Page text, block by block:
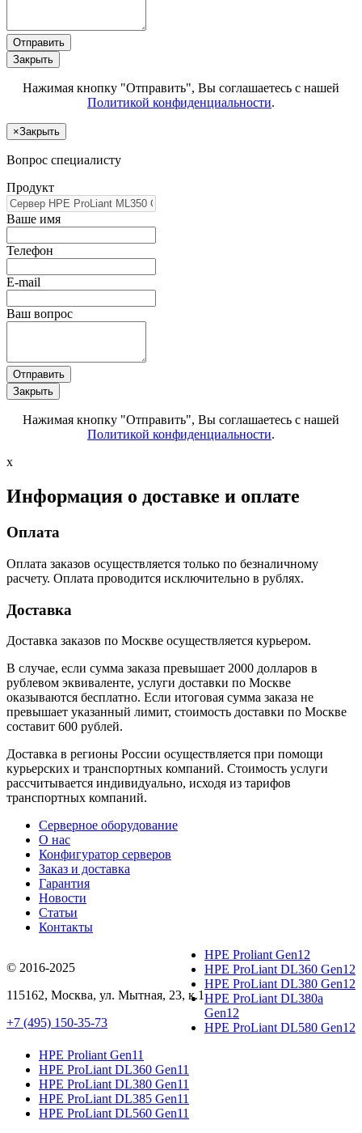
Отправить
Закрыть
Нажимая кнопку "Отправить", Вы соглашаетесь с нашей
Политикой конфиденциальности.
×Закрыть
Вопрос специалисту
Продукт
Ваше имя
Телефон
E-mail
Ваш вопрос
Отправить
Закрыть
Нажимая кнопку "Отправить", Вы соглашаетесь с нашей
Политикой конфиденциальности.
x
Информация о доставке и оплате
Оплата
Оплата заказов осуществляется только по безналичному
расчету. Оплата проводится исключительно в рублях.
Доставка
Доставка заказов по Москве осуществляется курьером.
В случае, если сумма заказа превышает 2000 долларов в
рублевом эквиваленте, услуги доставки по Москве
оказываются бесплатно. Если итоговая сумма заказа не
превышает указанный лимит, стоимость доставки по Москве
составит 600 рублей.
Доставка в регионы России осуществляется при помощи
курьерских и транспортных компаний. Стоимость услуги
рассчитывается индивидуально, исходя из тарифов
транспортных компаний.
Серверное оборудование
О нас
Конфигуратор серверов
Заказ и доставка
Гарантия
Новости
Статьи
Контакты
© 2016-2025
115162, Москва, ул. Мытная, 23, к.1
+7 (495) 150-35-73
HPE Proliant Gen12
HPE ProLiant DL360 Gen12
HPE ProLiant DL380 Gen12
HPE ProLiant DL380a
Gen12
HPE ProLiant DL580 Gen12
HPE Proliant Gen11
HPE ProLiant DL360 Gen11
HPE ProLiant DL380 Gen11
HPE ProLiant DL385 Gen11
HPE ProLiant DL560 Gen11